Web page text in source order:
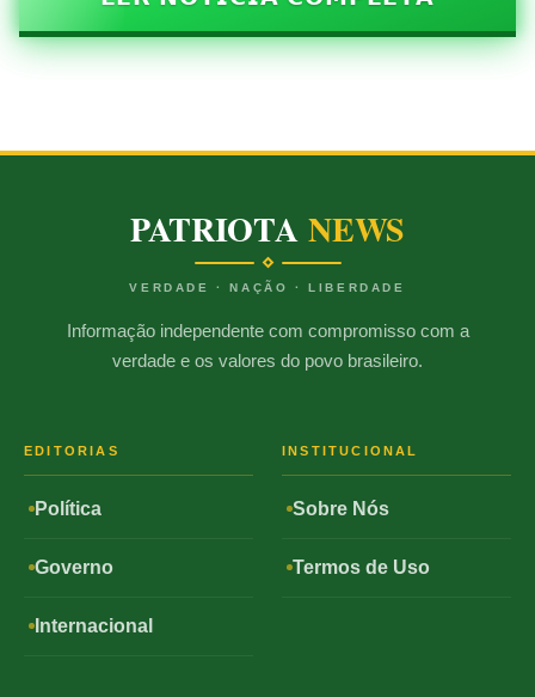
PATRIOTANEWS
VERDADE · NAÇÃO · LIBERDADE
Informação independente com compromisso com a
verdade e os valores do povo brasileiro.
EDITORIAS
Política
Governo
Internacional
INSTITUCIONAL
Sobre Nós
Termos de Uso